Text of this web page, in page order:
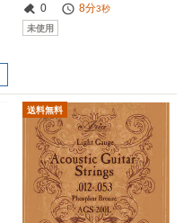
0
8分2秒
未使用
送料無料